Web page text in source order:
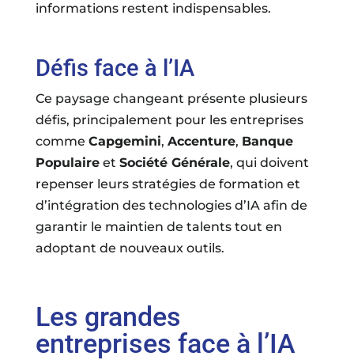
informations restent indispensables.
Défis face à l’IA
Ce paysage changeant présente plusieurs
défis, principalement pour les entreprises
comme Capgemini, Accenture, Banque
Populaireet Société Générale, qui doivent
repenser leurs stratégies de formation et
d’intégration des technologies d’IA afin de
garantir le maintien de talents tout en
adoptant de nouveaux outils.
Les grandes
entreprises face à l’IA